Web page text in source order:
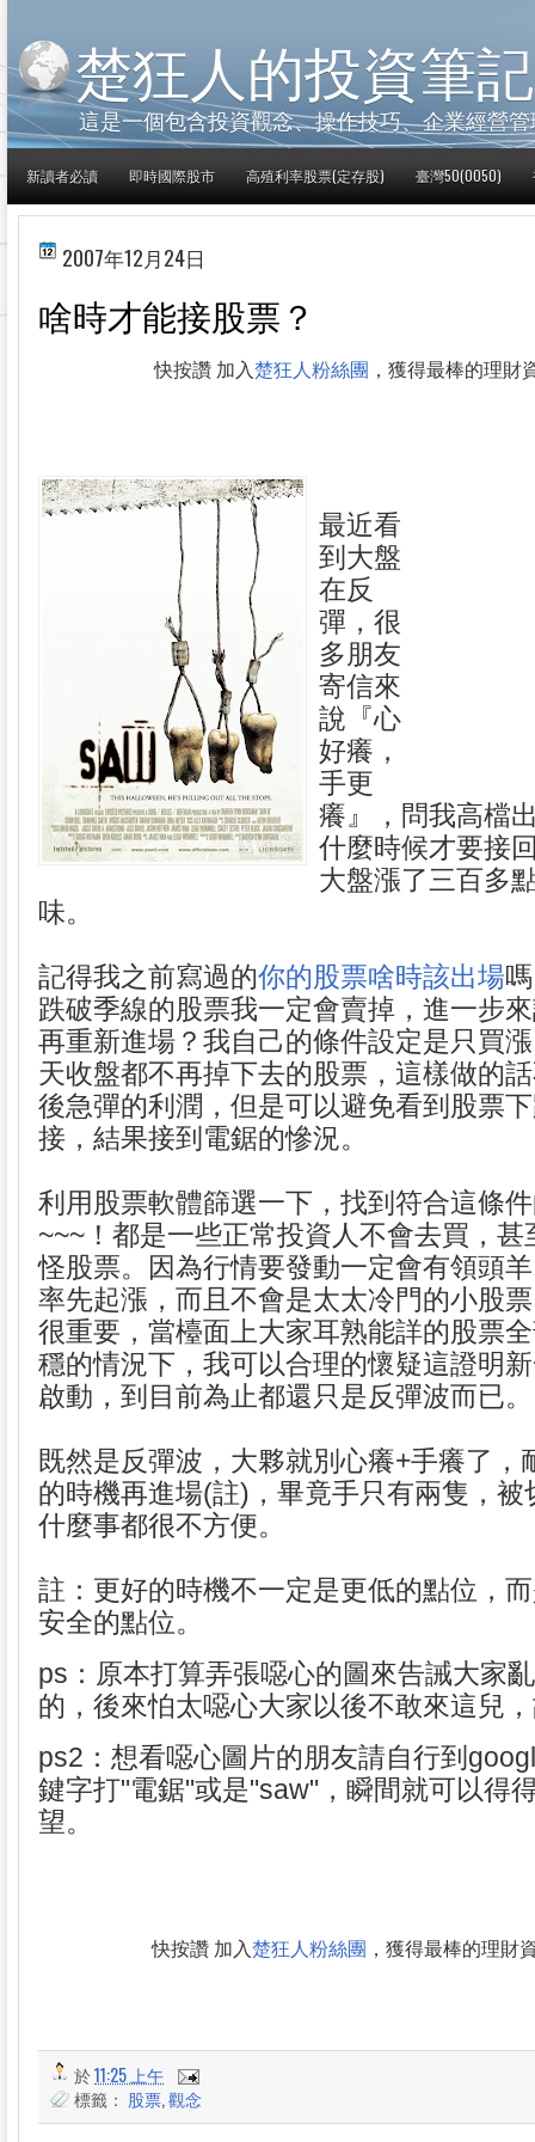
楚狂人的投資筆記
這是一個包含投資觀念、操作技巧、企業經營
新讀者必讀 即時國際股市 高殖利率股票(定存股) 臺灣50(0050)
2007年12月24日
啥時才能接股票？
快按讚 加入楚狂人粉絲團 ，獲得最棒的理財
最近看
到大盤
在反
彈，很
多朋友
寄信來
說『心
好癢，
手更
癢』，問我高檔
什麼時候才要接
大盤漲了三百多
味。
記得我之前寫過的你的股票啥時該出場
跌破季線的股票我一定會賣掉，進一步
再重新進場？我自己的條件設定是只買
天收盤都不再掉下去的股票，這樣做的
後急彈的利潤，但是可以避免看到股票
接，結果接到電鋸的慘況。
利用股票軟體篩選一下，找到符合這條
~~~！都是一些正常投資人不會去買，甚
怪股票。因為行情要發動一定會有領頭
率先起漲，而且不會是太太冷門的小股
很重要，當檯面上大家耳熟能詳的股票
穩的情況下，我可以合理的懷疑這證明
啟動，到目前為止都還只是反彈波而已。
既然是反彈波，大夥就別心癢+手癢了，
的時機再進場(註)，畢竟手只有兩隻，被
什麼事都很不方便。
註：更好的時機不一定是更低的點位，
安全的點位。
ps：原本打算弄張噁心的圖來告誡大家
的，後來怕太噁心大家以後不敢來這兒
ps2：想看噁心圖片的朋友請自行到
鍵字打"電鋸"或是"saw"，瞬間就可以得
望。
快按讚 加入楚狂人粉絲團 ，獲得最棒的理財
於11:25 上午
標籤： 股票,觀念